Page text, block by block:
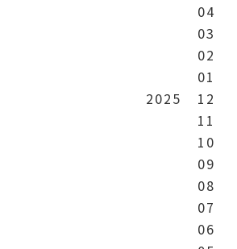
04
03
02
01
2025
12
11
10
09
08
07
06